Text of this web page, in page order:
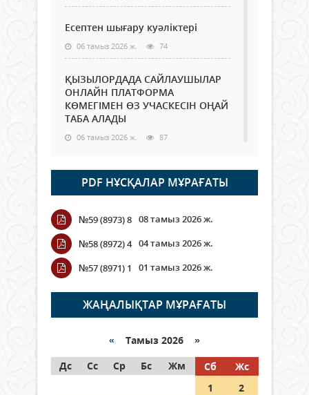
Есептен шығару куәліктері
06 тамыз 2026 ж. 74
ҚЫЗЫЛОРДАДА САЙЛАУШЫЛАР
ОНЛАЙН ПЛАТФОРМА
КӨМЕГІМЕН ӨЗ УЧАСКЕСІН ОҢАЙ
ТАБА АЛАДЫ
06 тамыз 2026 ж. 87
Open Air: Қызылорда облысы
полиция департаменті 20
мыңнан астам көрерменнің
қауіпсіздігін қамтамасыз етті
06 тамыз 2026 ж.
Wi-Fi ҚАБЫРҒА АРҚЫЛЫ ҚАЛАЙ
ӨТЕДІ?
06 тамыз 2026 ж. 265
граждане Казахстана,
05 тамыз 2026 ж. 146
PDF НҰСҚАЛАР МҰРАҒАТЫ
№59 (8973) 8 08 тамыз 2026 ж.
№58 (8972) 4 04 тамыз 2026 ж.
№57 (8971) 1
01 тамыз 2026 ж.
ЖАҢАЛЫҚТАР МҰРАҒАТЫ
« Тамыз 2026 »
Дс
Сс Ср Бс Жм Сб
Жс
1
2